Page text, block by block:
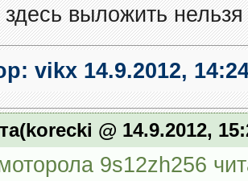
выложить нельзя
vikx14.9.2012,
@ 14.9.2012,
9s12zh256